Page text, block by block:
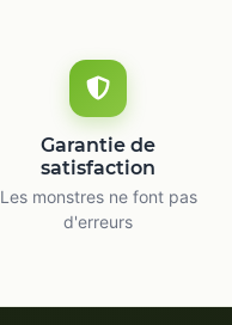
Garantie de
satisfaction
Les monstres ne font pas
d'erreurs